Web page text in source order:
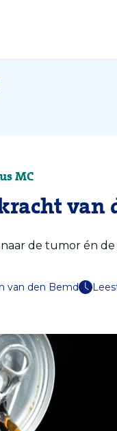
MC
van
de tumor én
van den Bemd